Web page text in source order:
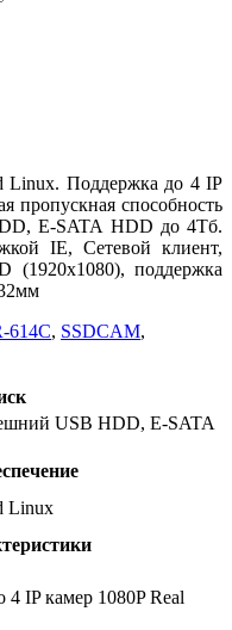
Linux. Поддержка до 4 IP
пропускная способность
E-SATA HDD до 4Тб.
IE, Сетевой клиент,
поддержка
614C, SSDCAM,
USB HDD, E-SATA
Linux
IP камер 1080P Real